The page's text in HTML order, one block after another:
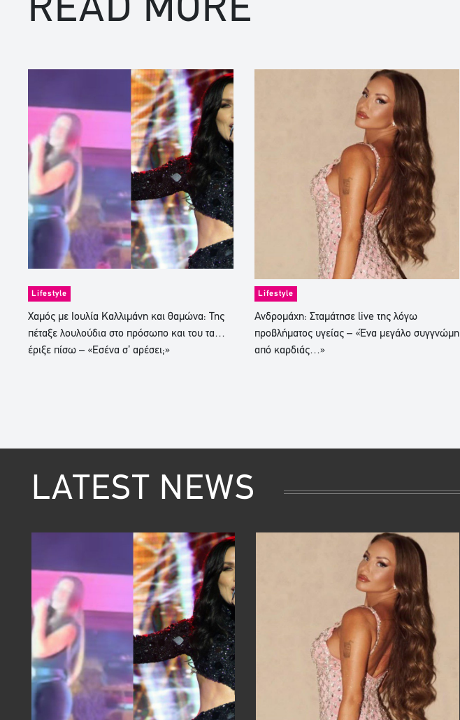
READ MORE
Lifestyle
Χαμός με Ιουλία Καλλιμάνη και θαμώνα: Της
πέταξε λουλούδια στο πρόσωπο και του τα…
έριξε πίσω – «Εσένα σ’ αρέσει;»
Lifestyle
Ανδρομάχη: Σταμάτησε live της λόγω
προβλήματος υγείας – «Ένα μεγάλο συγγνώμη
από καρδιάς…»
LATEST NEWS